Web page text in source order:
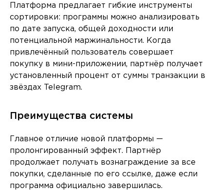
Платформа предлагает гибкие инструменты
сортировки: программы можно анализировать
по дате запуска, общей доходности или
потенциальной маржинальности. Когда
привлечённый пользователь совершает
покупку в мини-приложении, партнёр получает
установленный процент от суммы транзакции в
звёздах Telegram.
Преимущества системы
Главное отличие новой платформы —
пролонгированный эффект. Партнёр
продолжает получать вознаграждение за все
покупки, сделанные по его ссылке, даже если
программа официально завершилась.